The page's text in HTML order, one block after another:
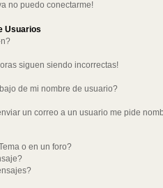
no puedo conectarme!
Usuarios
siguen siendo incorrectas!
de mi nombre de usuario?
un correo a un usuario me pide
o en un foro?